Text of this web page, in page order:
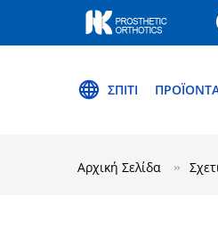
ΣΠΊΤΙ
Αρχική Σελίδα